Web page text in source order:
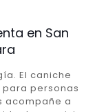
en San
El caniche
personas
acompañe a